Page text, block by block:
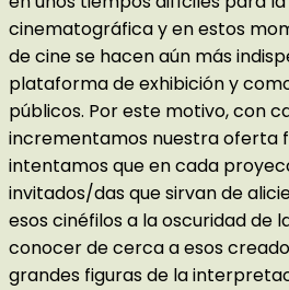
cinematográfica y en estos
de cine se hacen aún más
plataforma de exhibición y
públicos. Por este motivo, con
incrementamos nuestra oferta
intentamos que en cada
invitados/das que sirvan de
esos cinéfilos a la oscuridad de
conocer de cerca a esos
grandes figuras de la